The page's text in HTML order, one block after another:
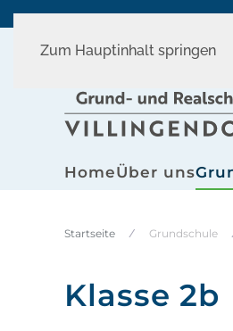
Zum Hauptinhalt springen
HomeÜber uns
Startseite Grundschule
Klasse 2b